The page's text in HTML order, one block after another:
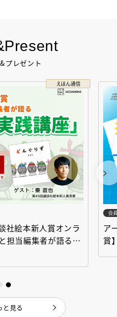
プレゼント
えほん通信
社絵本新人賞オンラ
担当編集者が語る
会
ア
賞
と見る